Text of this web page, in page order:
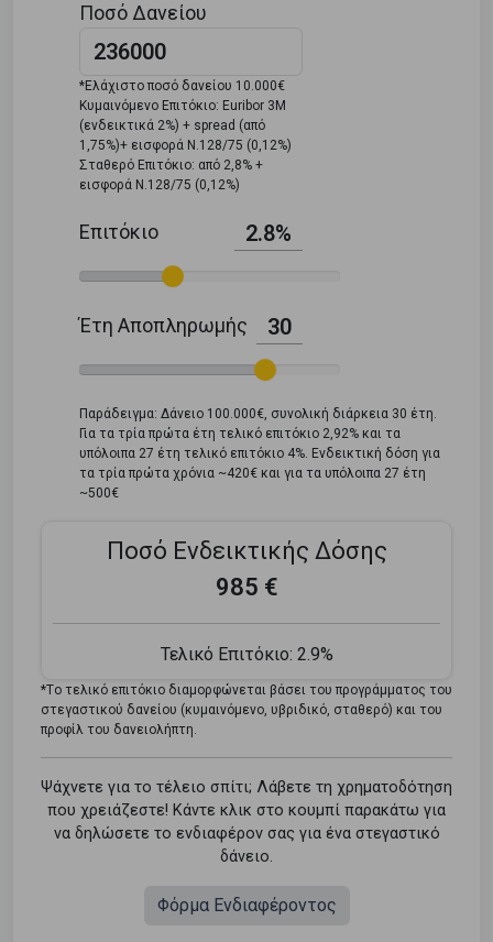
Ποσό Δανείου
*Ελάχιστο ποσό δανείου 10.000€
Κυμαινόμενο Επιτόκιο: Euribor 3M
(ενδεικτικά 2%) + spread (από
1,75%)+ εισφορά Ν.128/75 (0,12%)
Σταθερό Επιτόκιο: από 2,8% +
εισφορά Ν.128/75 (0,12%)
Επιτόκιο 2.8%
Έτη Αποπληρωμής 30
Παράδειγμα: Δάνειο 100.000€, συνολική διάρκεια 30 έτη.
Για τα τρία πρώτα έτη τελικό επιτόκιο 2,92% και τα
υπόλοιπα 27 έτη τελικό επιτόκιο 4%. Ενδεικτική δόση για
τα τρία πρώτα χρόνια ~420€ και για τα υπόλοιπα 27 έτη
~500€
Ποσό Ενδεικτικής Δόσης
985 €
Τελικό Επιτόκιο: 2.9%
*Tο τελικό επιτόκιο διαμορφώνεται βάσει του προγράμματος του
στεγαστικού δανείου (κυμαινόμενο, υβριδικό, σταθερό) και του
προφίλ του δανειολήπτη.
Ψάχνετε για το τέλειο σπίτι; Λάβετε τη χρηματοδότηση
που χρειάζεστε! Κάντε κλικ στο κουμπί παρακάτω για
να δηλώσετε το ενδιαφέρον σας για ένα στεγαστικό
δάνειο.
Φόρμα Ενδιαφέροντος